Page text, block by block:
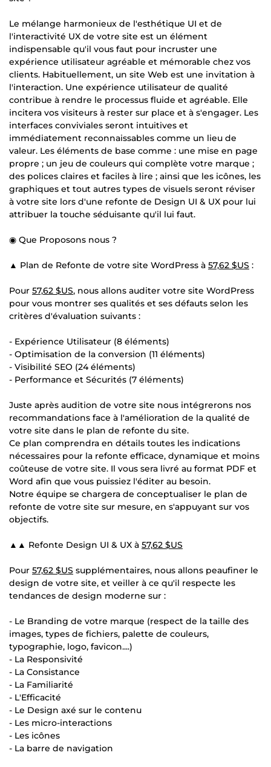
Le mélange harmonieux de l'esthétique UI et de
l'interactivité UX de votre site est un élément
indispensable qu'il vous faut pour incruster une
expérience utilisateur agréable et mémorable chez vos
clients. Habituellement, un site Web est une invitation à
l'interaction. Une expérience utilisateur de qualité
contribue à rendre le processus fluide et agréable. Elle
incitera vos visiteurs à rester sur place et à s'engager. Les
interfaces conviviales seront intuitives et
immédiatement reconnaissables comme un lieu de
valeur. Les éléments de base comme : une mise en page
propre ; un jeu de couleurs qui complète votre marque ;
des polices claires et faciles à lire ; ainsi que les icônes, les
graphiques et tout autres types de visuels seront réviser
à votre site lors d'une refonte de Design UI & UX pour lui
attribuer la touche séduisante qu'il lui faut.
◉ Que Proposons nous ?
▲ Plan de Refonte de votre site WordPress à 57,62 $US :
Pour 57,62 $US, nous allons auditer votre site WordPress
pour vous montrer ses qualités et ses défauts selon les
critères d'évaluation suivants :
- Expérience Utilisateur (8 éléments)
- Optimisation de la conversion (11 éléments)
- Visibilité SEO (24 éléments)
- Performance et Sécurités (7 éléments)
Juste après audition de votre site nous intégrerons nos
recommandations face à l'amélioration de la qualité de
votre site dans le plan de refonte du site.
Ce plan comprendra en détails toutes les indications
nécessaires pour la refonte efficace, dynamique et moins
coûteuse de votre site. Il vous sera livré au format PDF et
Word afin que vous puissiez l'éditer au besoin.
Notre équipe se chargera de conceptualiser le plan de
refonte de votre site sur mesure, en s'appuyant sur vos
objectifs.
▲▲ Refonte Design UI & UX à 57,62 $US
Pour 57,62 $US supplémentaires, nous allons peaufiner le
design de votre site, et veiller à ce qu'il respecte les
tendances de design moderne sur :
- Le Branding de votre marque (respect de la taille des
images, types de fichiers, palette de couleurs,
typographie, logo, favicon....)
- La Responsivité
- La Consistance
- La Familiarité
- L'Efficacité
- Le Design axé sur le contenu
- Les micro-interactions
- Les icônes
- La barre de navigation